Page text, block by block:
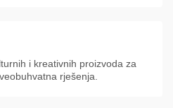
i kreativnih proizvoda za
rješenja.